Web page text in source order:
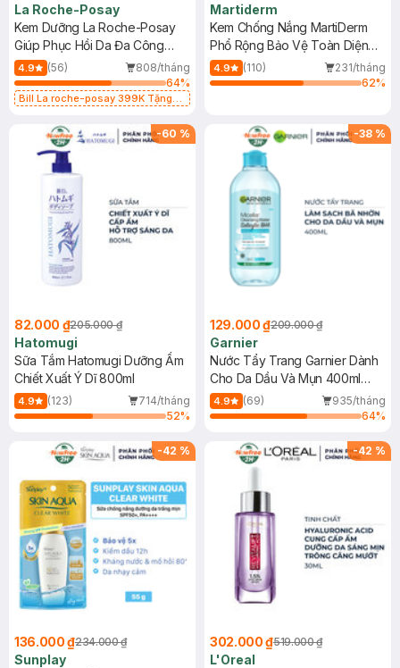
La Roche-Posay
Kem Dưỡng La Roche-Posay
Giúp Phục Hồi Da Đa Công
Dụng 40ml
4.9 (56)
808/tháng
64%
Bill La roche-posay 399K Tặng
(SL có hạn)
Martiderm
Kem Chống Nắng MartiDerm
Phổ Rộng Bảo Vệ Toàn Diện
40ml
4.9 (110)
231/tháng
62%
-60 %
82.000 ₫205.000 ₫
Hatomugi
Sữa Tắm Hatomugi Dưỡng Ẩm
Chiết Xuất Ý Dĩ 800ml
4.9 (123)
714/tháng
52%
-38 %
129.000 ₫209.000 ₫
Garnier
Nước Tẩy Trang Garnier Dành
Cho Da Dầu Và Mụn 400ml
(Mới)
4.9 (69)
935/tháng
64%
-42 %
136.000 ₫234.000 ₫
Sunplay
-42 %
302.000 ₫519.000 ₫
L'Oreal